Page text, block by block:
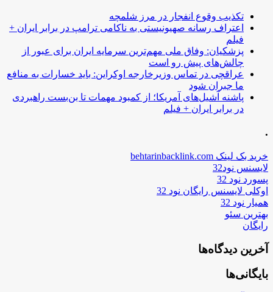
تکذیب وقوع انفجار در مرز شلمچه
اعتراف رسانه صهیونیستی به ناکامی ترامپ در برابر ایران +
فیلم
پزشکیان: وفاق ملی مهم‌ترین سرمایه ایران برای عبور از
چالش‌های پیش رو است
عراقچی در تماس وزیرخارجه اوکراین: باید خسارات به منافع
ما جبران شود
پاشنه آشیل‌های آمریکا؛ از کمبود مهمات تا بن‌بست راهبردی
در برابر ایران + فیلم
.
خرید بک لینک behtarinbacklink.com
لایسنس نود32
پسورد نود 32
اوکلی لایسنس رایگان نود 32
همیار نود 32
بهترین سئو
رایگان
آخرین دیدگاه‌ها
بایگانی‌ها